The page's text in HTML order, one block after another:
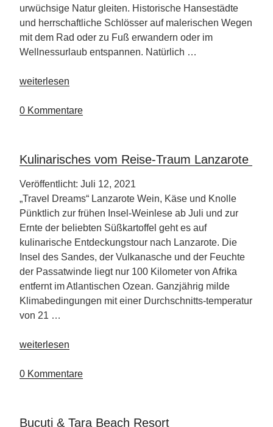
urwüchsige Natur gleiten. Historische Hansestädte
und herrschaftliche Schlösser auf malerischen Wegen
mit dem Rad oder zu Fuß erwandern oder im
Wellnessurlaub entspannen. Natürlich …
„2022
Mecklenburg-
facettenreiches
Programm“
weiterlesen
0 Kommentare
Kulinarisches vom Reise-Traum Lanzarote
Veröffentlicht: Juli 12, 2021
„Travel Dreams“ Lanzarote Wein, Käse und Knolle
Pünktlich zur frühen Insel-Weinlese ab Juli und zur
Ernte der beliebten Süßkartoffel geht es auf
kulinarische Entdeckungstour nach Lanzarote. Die
Insel des Sandes, der Vulkanasche und der Feuchte
der Passatwinde liegt nur 100 Kilometer von Afrika
entfernt im Atlantischen Ozean. Ganzjährig milde
Klimabedingungen mit einer Durchschnitts-temperatur
von 21 …
„Kulinarisches
Reise-
weiterlesen
0 Kommentare
Bucuti & Tara Beach Resort